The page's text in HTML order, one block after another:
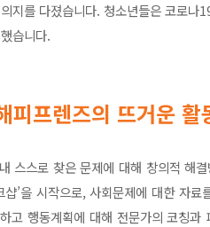
지를 다졌습니다. 청소년들은 코로
습니다.
피프렌즈의 뜨거운 활
스스로 찾은 문제에 대해 창의적 해
’을 시작으로, 사회문제에 대한 자
고 행동계획에 대해 전문가의 코칭